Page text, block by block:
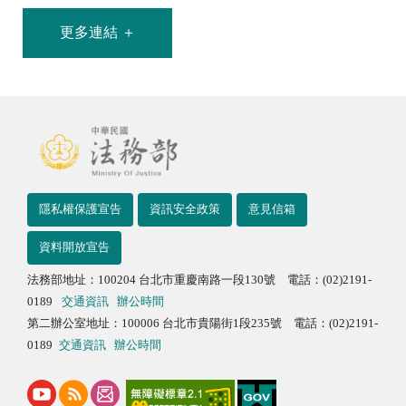
更多連結 ＋
隱私權保護宣告 資訊安全政策 意見信箱
資料開放宣告
法務部地址：100204 台北市重慶南路一段130號 電話：(02)2191-
0189
交通資訊
辦公時間
第二辦公室地址：100006 台北市貴陽街1段235號 電話：(02)2191-
0189 交通資訊 辦公時間